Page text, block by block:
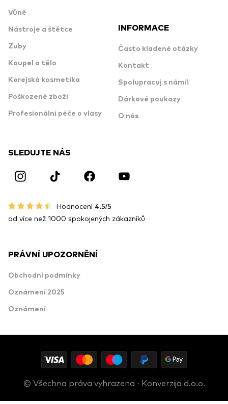
Vůně
Nástroje a štětce
Zuby
Koupel a tělo
Korejská kosmetika
Poškozené zboží
Profesionální péče o vlasy
INFORMACE
Často kladené otázky
Kontakt
Spolupracuj s námi!
Dárkové poukazy
O nás
SLEDUJTE NÁS
Hodnocení 4.5/5
od více než 1000 spokojených zákazníků
PRÁVNÍ UPOZORNĚNÍ
Obchodní podmínky
Oznámení 2025
Oznámení
© Všechna práva vyhrazena · Konverzija d.o.o.